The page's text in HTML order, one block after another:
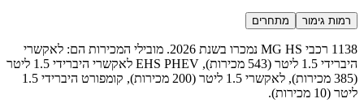
רמות גימור מתחרים
1138 רכבי MG HS נמכרו בשנת 2026. מובילי המכירות הם: לאקשרי
היברידי 1.5 ליטר (543 מכירות), EHS PHEV לאקשרי היברידי 1.5 ליטר
(385 מכירות), לאקשרי 1.5 ליטר (200 מכירות), קומפורט היברידי 1.5
ליטר (10 מכירות).